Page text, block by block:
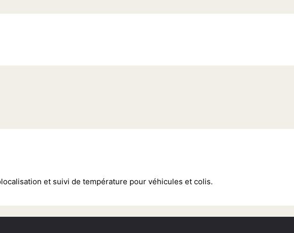
et suivi de température pour véhicules et colis.